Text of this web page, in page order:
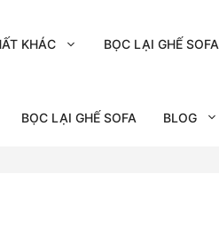
KHÁC BỌC LẠI GHẾ SOFA
BỌC LẠI GHẾ SOFA BLOG